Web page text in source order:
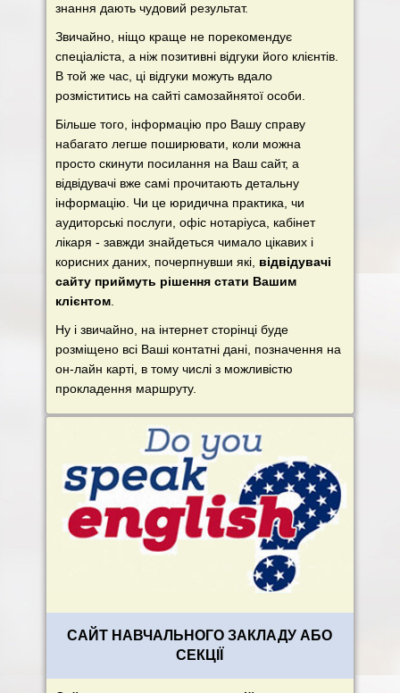
знання дають чудовий результат.
Звичайно, ніщо краще не порекомендує
спеціаліста, а ніж позитивні відгуки його клієнтів.
В той же час, ці відгуки можуть вдало
розміститись на сайті самозайнятої особи.
Більше того, інформацію про Вашу справу
набагато легше поширювати, коли можна
просто скинути посилання на Ваш сайт, а
відвідувачі вже самі прочитають детальну
інформацію. Чи це юридична практика, чи
аудиторські послуги, офіс нотаріуса, кабінет
лікаря - завжди знайдеться чимало цікавих і
корисних даних, почерпнувши які, відвідувачі
сайту приймуть рішення стати Вашим
клієнтом
Ну і звичайно, на інтернет сторінці буде
розміщено всі Ваші контатні дані, позначення на
он-лайн карті, в тому числі з можливістю
прокладення маршруту.
САЙТ НАВЧАЛЬНОГО ЗАКЛАДУ АБО
СЕКЦІЇ